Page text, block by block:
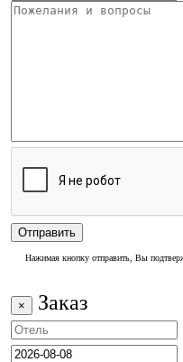
Нажимая кнопку отправить, Вы
× Заказ